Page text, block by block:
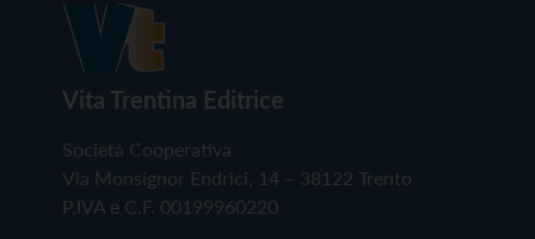
Vita Trentina Editrice
Società Cooperativa
Via Monsignor Endrici, 14 – 38122 Trento
P.IVA e C.F. 00199960220